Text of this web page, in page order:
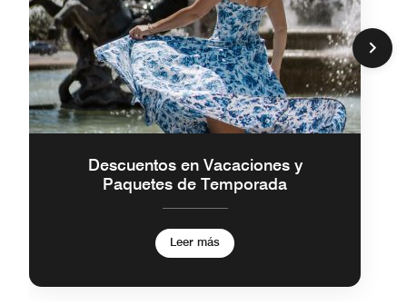
Descuentos en Vacaciones y
Paquetes de Temporada
Leer más